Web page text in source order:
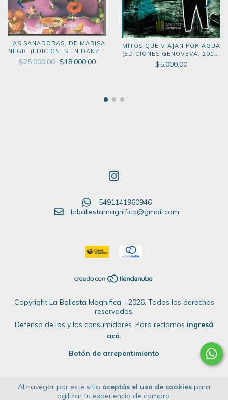
Al navegar por este sitio aceptás el uso de cookies para
agilizar tu experiencia de compra.
LAS SANADORAS, DE MARISA
NEGRI (EDICIONES EN DANZA,
2012)
$25.000,00 $18.000,00
MITOS QUE VIAJAN POR AGUA
(EDICIONES GENOVEVA, 2018)
LIBRO DIGITAL
$5.000,00
5491141960946
laballestamagnifica@gmail.com
Copyright La Ballesta Magnifica - 2026. Todos los derechos
reservados.
Defensa de las y los consumidores. Para reclamos ingresá
acá.
Botón de arrepentimiento